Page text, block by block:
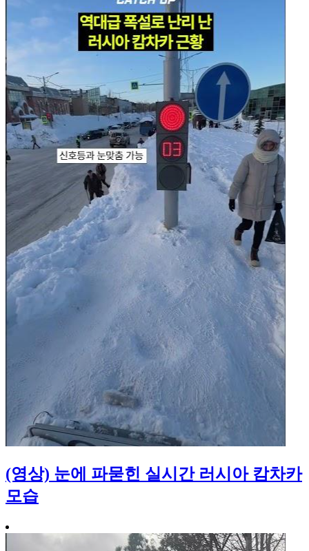
(영상) 눈에 파묻힌 실시간 러시아 캄차카
모습